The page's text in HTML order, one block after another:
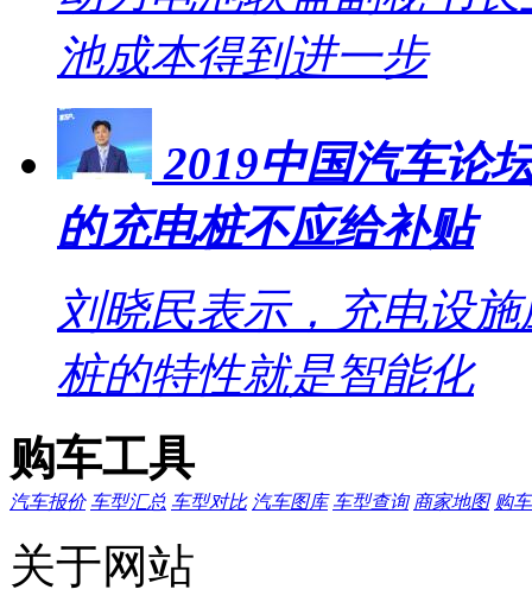
池成本得到进一步
2019中国汽车论
的充电桩不应给补贴
刘晓民表示，充电设
桩的特性就是智能化
购车工具
汽车报价 车型汇总 车型对比 汽车图库 车型查询 商家地图 购
关于网站